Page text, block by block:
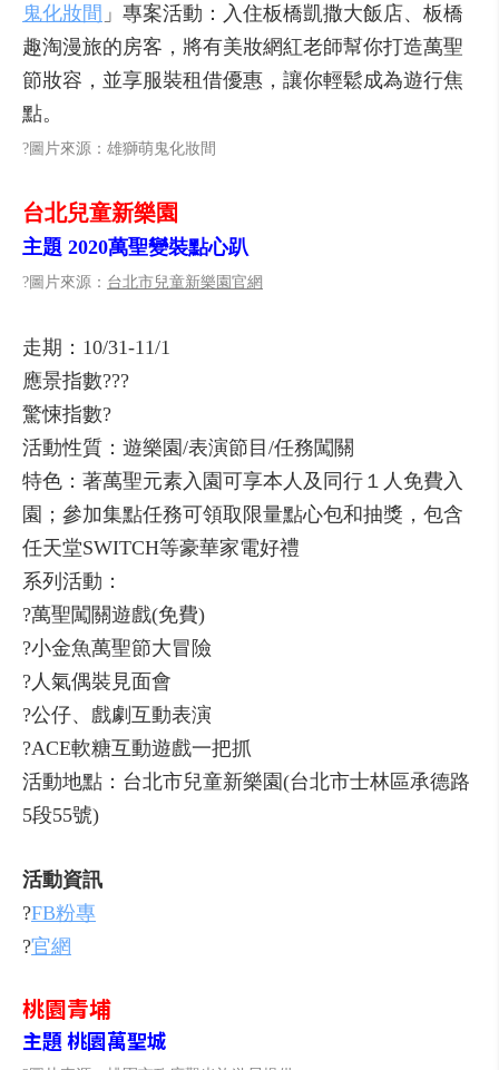
鬼化妝間 」專案活動：入住板橋凱撒大飯店、板橋
趣淘漫旅的房客，將有美妝網紅老師幫你打造萬聖
節妝容，並享服裝租借優惠，讓你輕鬆成為遊行焦
點。
?圖片來源：雄獅萌鬼化妝間
台北兒童新樂園
主題 2020萬聖變裝點心趴
?圖片來源： 台北市兒童新樂園官網
走期：10/31-11/1
應景指數???
驚悚指數?
活動性質：遊樂園/表演節目/任務闖關
特色：著萬聖元素入園可享本人及同行１人免費入
園；參加集點任務可領取限量點心包和抽獎，包含
任天堂SWITCH等豪華家電好禮
系列活動：
?萬聖闖關遊戲(免費)
?小金魚萬聖節大冒險
?人氣偶裝見面會
?公仔、戲劇互動表演
?ACE軟糖互動遊戲一把抓
活動地點：台北市兒童新樂園(台北市士林區承德路
5段55號)
活動資訊
?FB粉專
?官網
桃園青埔
主題 桃園萬聖城